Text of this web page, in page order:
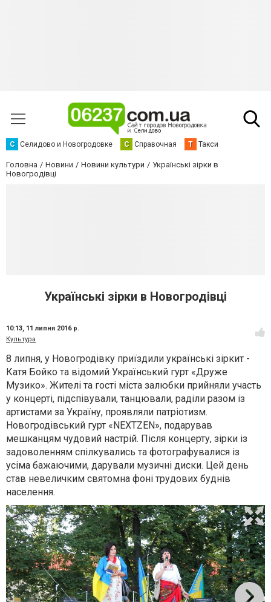
С Селидово и Новогродовке С Справочная Т Такси
Головна Новини Новини культури
Українські зірки в
Новогродівці
Українські зірки в Новогродівці
10:13, 11 липня 2016 р.
Культура
8 липня, у Новогродівку приїздили українські зіркит -
Катя Бойко та відомий Український гурт «Друже
Музико». Жителі та гості міста залюбки прийняли участь
у концерті, підспівували, танцювали, раділи разом із
артистами за Україну, проявляли патріотизм.
Новогродівський гурт «NEXTZEN», подарував
мешканцям чудовий настрій. Після концерту, зірки із
задоволенням спілкувались та фотографувалися із
усіма бажаючими, дарували музичні диски. Цей день
став невеличким святомна фоні трудових буднів
населення.